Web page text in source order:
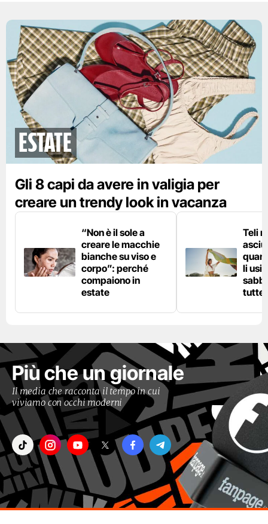
Estate
Gli 8 capi da avere in valigia per
creare un trendy look in vacanza
“Non è il sole a
creare le macchie
bianche su viso e
corpo”: perché
compaiono in
estate
Teli
li
tutte
Più che un giornale
Il media che racconta il tempo in cui
viviamo con occhi moderni